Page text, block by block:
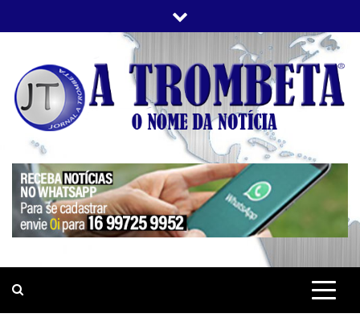
to
JORNAL A TROMBETA
O Nome da Notícia